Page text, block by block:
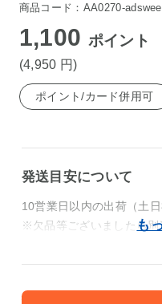
商品コード：AA0270-
1,100 ポイント
(4,950 円)
ポイント/カード併用可
発送目安について
10営業日以内の出荷（土日
※欠品等ございましたら別